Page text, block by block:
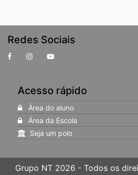
Redes Sociais
Acesso rápido
Área do aluno
Área da Escola
Seja um polo
Grupo NT 2026 - Todos os